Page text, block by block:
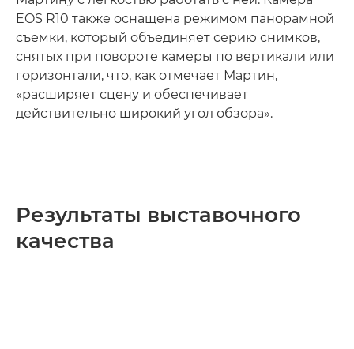
EOS R10 также оснащена режимом панорамной
съемки, который объединяет серию снимков,
снятых при повороте камеры по вертикали или
горизонтали, что, как отмечает Мартин,
«расширяет сцену и обеспечивает
действительно широкий угол обзора».
Результаты выставочного
качества